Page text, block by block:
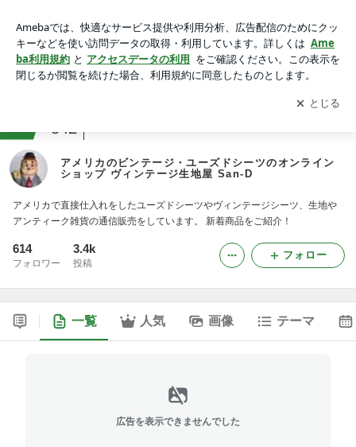
ヴィンテージ生地屋 San-D
アプリをダウンロードして ブログの更新通知
を受け取りまし
ょう。
開く
842
アメリカのビンテージ・ユーズドシーツのオンライン
ショップ ヴィンテージ生地屋 San-D
アメリカで直接仕入れをしたユーズドシーツやヴィンテージシーツ、生地や
アンティーク雑貨の通信販売をしています。 新着商品をご紹介！
614
フォロワー
3.4k
投稿
フォロー
一覧 人気 画像 テーマ
広告を表示できませんでした